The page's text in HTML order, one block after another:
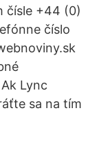
čísle +44 (0)
číslo
Lync
sa na tím